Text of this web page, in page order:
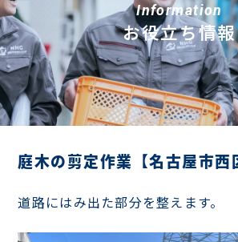
Information
お役立ち情報
庭木の剪定作業【名古屋市西
道路にはみ出た部分を整えます。